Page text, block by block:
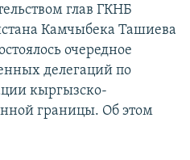
глав ГКНБ
Камчыбека Ташиева
очередное
делегаций по
кыргызско-
границы. Об этом